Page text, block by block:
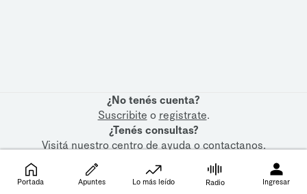
¿No tenés cuenta?
Suscribite o registrate.
¿Tenés consultas?
Visitá nuestrocentro de ayudaocontactanos.
Portada Apuntes Lo más leído Radio Ingresar